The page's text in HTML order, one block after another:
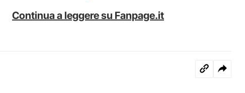
Continua a leggere su Fanpage.it